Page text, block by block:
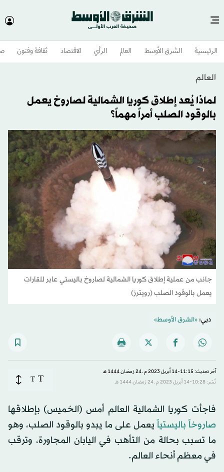
الرئيسية الشرق الأوسط​ العالم الرأي الاقتصاد ثقافة وفنون
العالم
لماذا يُعد إطلاق كوريا الشمالية لصاروخ يعمل
بالوقود الصلب أمراً مهماً؟
جانب من عملية إطلاق كوريا الشمالية لصاروخ باليستي عابر للقارات
يعمل بالوقود الصلب (رويترز)
دبي:«الشرق الأوسط»
آخر تحديث: 11:15-14 أبريل 2023 م ـ 24 رَمضان 1444 هـ
نُشر: 10:28-14 أبريل 2023 م ـ 24 رَمضان 1444 هـ
T
T
فاجأت كوريا الشمالية العالم أمس (الخميس) بإطلاقها
صاروخاً باليستياًيعمل على ما يبدو بالوقود الصلب، وهو
ما تسبب بحالة من التأهب في اليابان المجاورة، وترقب
في معظم أنحاء العالم.